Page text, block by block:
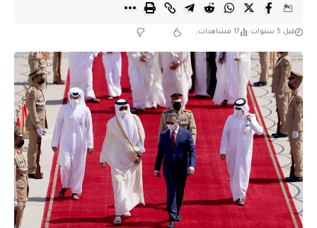
قبل 5 سنوات 17 مشاهدات